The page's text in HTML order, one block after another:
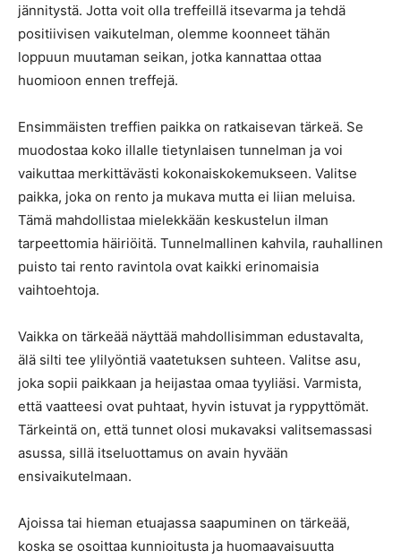
jännitystä. Jotta voit olla treffeillä itsevarma ja tehdä
positiivisen vaikutelman, olemme koonneet tähän
loppuun muutaman seikan, jotka kannattaa ottaa
huomioon ennen treffejä.
Ensimmäisten treffien paikka on ratkaisevan tärkeä. Se
muodostaa koko illalle tietynlaisen tunnelman ja voi
vaikuttaa merkittävästi kokonaiskokemukseen. Valitse
paikka, joka on rento ja mukava mutta ei liian meluisa.
Tämä mahdollistaa mielekkään keskustelun ilman
tarpeettomia häiriöitä. Tunnelmallinen kahvila, rauhallinen
puisto tai rento ravintola ovat kaikki erinomaisia
vaihtoehtoja.
Vaikka on tärkeää näyttää mahdollisimman edustavalta,
älä silti tee ylilyöntiä vaatetuksen suhteen. Valitse asu,
joka sopii paikkaan ja heijastaa omaa tyyliäsi. Varmista,
että vaatteesi ovat puhtaat, hyvin istuvat ja ryppyttömät.
Tärkeintä on, että tunnet olosi mukavaksi valitsemassasi
asussa, sillä itseluottamus on avain hyvään
ensivaikutelmaan.
Ajoissa tai hieman etuajassa saapuminen on tärkeää,
koska se osoittaa kunnioitusta ja huomaavaisuutta